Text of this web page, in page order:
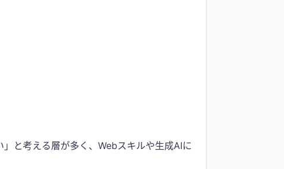
と考える層が多く、Webスキルや生成AIに